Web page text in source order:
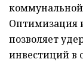
Оптимизация
позволяет
инвестиций в